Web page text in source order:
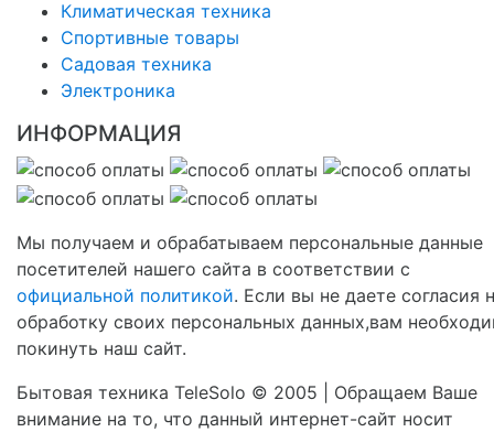
Климатическая техника
Спортивные товары
Садовая техника
Электроника
ИНФОРМАЦИЯ
Мы получаем и обрабатываем персональные данные
посетителей нашего сайта в соответствии с
официальной политикой. Если вы не даете согласия
обработку своих персональных данных,вам
покинуть наш сайт.
Бытовая техника TeleSolo © 2005 | Обращаем Ваше
внимание на то, что данный интернет-сайт носит